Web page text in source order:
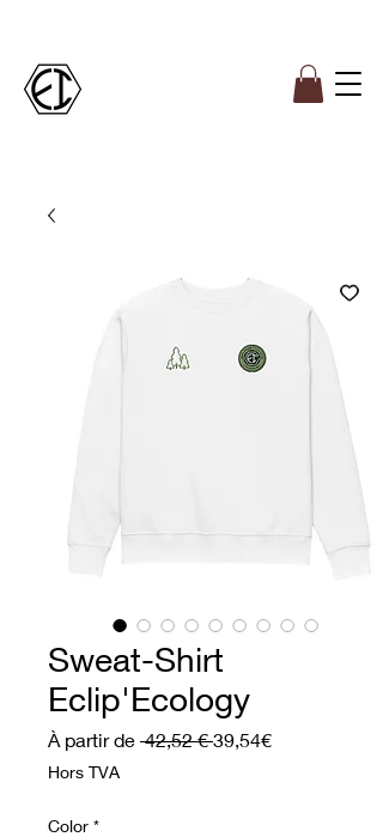
Sweat-Shirt
Eclip'Ecology
À partir de 42,52 € Prix original
39,54€Prix
Hors TVA
Color *